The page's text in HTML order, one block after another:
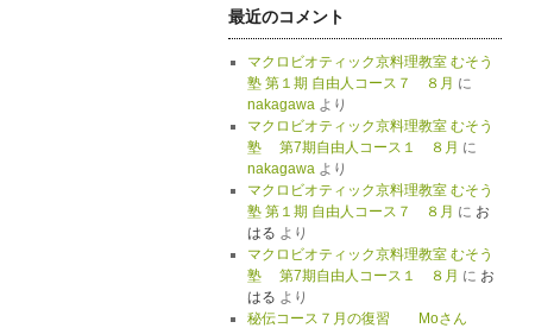
最近のコメント
マクロビオティック京料理教室 むそう
塾 第１期 自由人コース７ ８月 に
nakagawaより
マクロビオティック京料理教室 むそう
塾 第7期自由人コース１ ８月 に
nakagawaより
マクロビオティック京料理教室 むそう
塾 第１期 自由人コース７ ８月 に お
はる より
マクロビオティック京料理教室 むそう
塾 第7期自由人コース１ ８月 に お
はる より
秘伝コース７月の復習 Moさん